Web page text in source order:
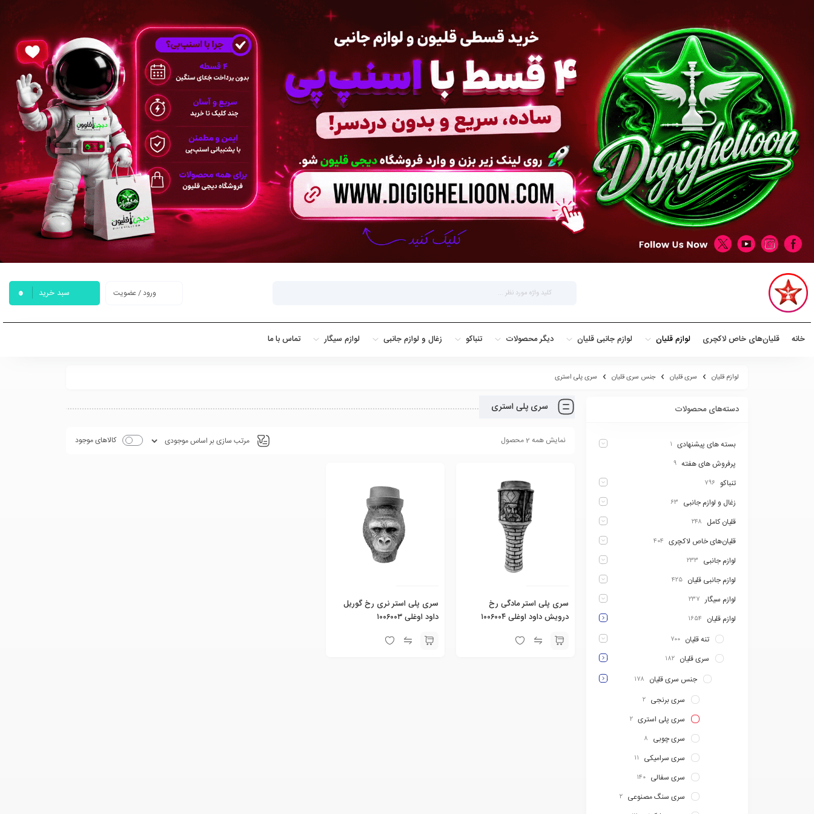
ورود / عضویت سبد خرید 0
خانه قلیان‌های خاص لاکچری لوازم قلیان لوازم جانبی قلیان دیگر محصولات تنباکو زغال و لوازم جانبی لوازم سیگار تماس با ما
لوازم قلیان سری قلیان جنس سری قلیان سری پلی استری
سری پلی استری
نمایش همه 2 محصول کالاهای موجود
سری پلی استر مادگی رخ
درویش داود اوغلی ۱۰۰۶۰۰۴
سری پلی استر نری رخ گوریل
داود اوغلی ۱۰۰۶۰۰۳
دسته‌های محصولات
بسته های پیشنهادی ۱
پرفروش های هفته ۹
تنباکو ۷۹۶
زغال و لوازم جانبی ۶۳
قلیان کامل ۲۴۸
قلیان‌های خاص لاکچری ۴۰۴
لوازم جانبی ۲۳۳
لوازم جانبی قلیان ۴۲۵
لوازم سیگار ۲۳۷
لوازم قلیان ۱۶۵۴
تنه قلیان ۷۰۰
سری قلیان ۱۸۲
جنس سری قلیان ۱۷۸
سری برنجی ۲
سری پلی استری ۲
سری چوبی ۸
سری سرامیکی ۱۱
سری سفالی ۱۴۰
سری سنگ مصنوعی ۲